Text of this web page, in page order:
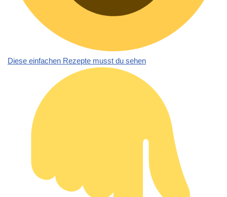
Diese einfachen Rezepte musst du sehen